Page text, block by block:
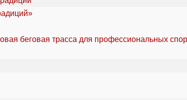
беговая трасса для профессиональных